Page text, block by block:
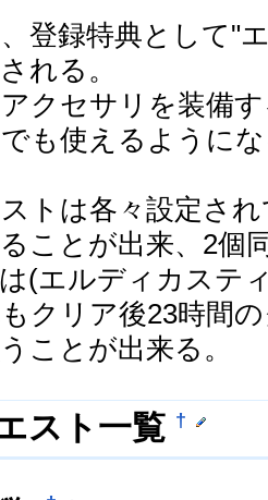
登録特典として"
れる。
クセサリを装備
も使えるように
トは各々設定さ
ことが出来、2個
(エルディカステ
クリア後23時間
ことが出来る。
スト一覧 †